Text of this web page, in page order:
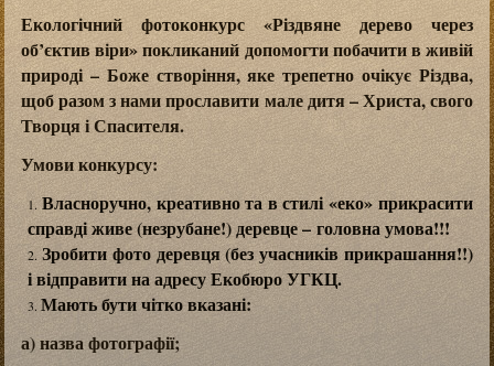
Екологічний фотоконкурс «Різдвяне дерево через
об’єктив віри» покликаний допомогти побачити в живій
природі – Боже створіння, яке трепетно очікує Різдва,
щоб разом з нами прославити мале дитя – Христа, свого
Творця і Спасителя.
Умови конкурсу:
Власноручно, креативно та в стилі «еко» прикрасити
справді живе (незрубане!) деревце – головна умова!!!
Зробити фото деревця (без учасників прикрашання!!)
і відправити на адресу Екобюро УГКЦ.
Мають бути чітко вказані:
а) назва фотографії;